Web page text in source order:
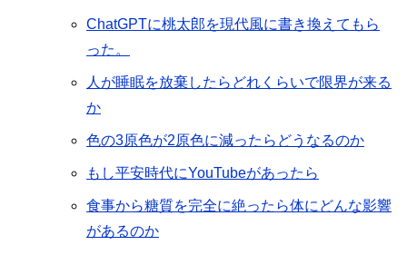
ChatGPTに桃太郎を現代風に書き換えてもら
った。
人が睡眠を放棄したらどれくらいで限界が来る
か
色の3原色が2原色に減ったらどうなるのか
もし平安時代にYouTubeがあったら
食事から糖質を完全に絶ったら体にどんな影響
があるのか